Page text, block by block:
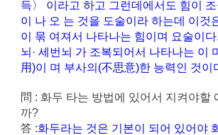
득〉 이라고 하고 그런데에서도 힘이
이 나 오 는 것을 도술이라 하는데 이것
이 묶 여져서 나타나는 힘이며 요술이
뇌· 세번뇌 가 조복되어서 나타나는 이
用)이 며 부사의(不思意)한 능력인 것이
問 : 화두 타는 방법에 있어서 지켜야할
까?
答 :화두라는 것은 기본이 되어 있어야